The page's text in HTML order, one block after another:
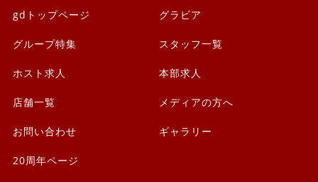
gdトップページ グラビア
グループ特集 スタッフ一覧
ホスト求人 本部求人
店舗一覧 メディアの方へ
お問い合わせ ギャラリー
20周年ページ